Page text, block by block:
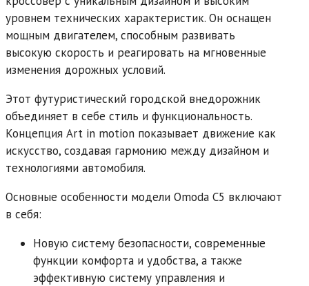
уровнем технических характеристик. Он оснащен
мощным двигателем, способным развивать
высокую скорость и реагировать на мгновенные
изменения дорожных условий.
Этот футуристический городской внедорожник
объединяет в себе стиль и функциональность.
Концепция Art in motion показывает движение как
искусство, создавая гармонию между дизайном и
технологиями автомобиля.
Основные особенности модели Omoda C5 включают
в себя:
Новую систему безопасности, современные
функции комфорта и удобства, а также
эффективную систему управления и